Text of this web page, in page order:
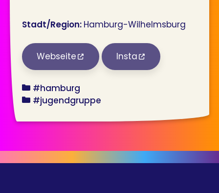
Stadt/Region: Hamburg-Wilhelmsburg
Webseite Insta
bundesland
#hamburg
angebot
#jugendgruppe